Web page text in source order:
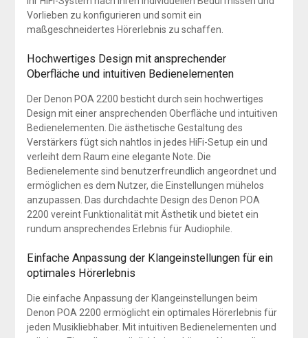
Vorlieben zu konfigurieren und somit ein
maßgeschneidertes Hörerlebnis zu schaffen.
Hochwertiges Design mit ansprechender
Oberfläche und intuitiven Bedienelementen
Der Denon POA 2200 besticht durch sein hochwertiges
Design mit einer ansprechenden Oberfläche und intuitiven
Bedienelementen. Die ästhetische Gestaltung des
Verstärkers fügt sich nahtlos in jedes HiFi-Setup ein und
verleiht dem Raum eine elegante Note. Die
Bedienelemente sind benutzerfreundlich angeordnet und
ermöglichen es dem Nutzer, die Einstellungen mühelos
anzupassen. Das durchdachte Design des Denon POA
2200 vereint Funktionalität mit Ästhetik und bietet ein
rundum ansprechendes Erlebnis für Audiophile.
Einfache Anpassung der Klangeinstellungen für ein
optimales Hörerlebnis
Die einfache Anpassung der Klangeinstellungen beim
Denon POA 2200 ermöglicht ein optimales Hörerlebnis für
jeden Musikliebhaber. Mit intuitiven Bedienelementen und